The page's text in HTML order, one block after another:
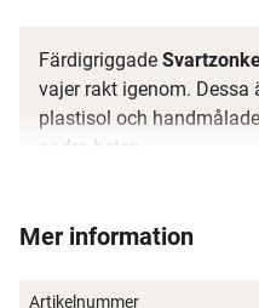
Färdigriggade
vajer rakt igenom.
plastisol och
andra beten.
Mer information
Artikelnummer